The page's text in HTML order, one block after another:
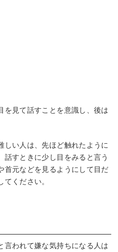
を見て話すことを意識し、後は
しい人は、先ほど触れたように
話すときに少し目をみると言う
首元などを見るようにして目だ
ください。
言われて嫌な気持ちになる人は